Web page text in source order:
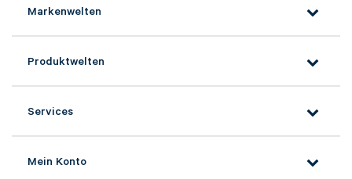
* Die mit einem * gekennzeichneten
Angaben sind Pflichtfelder.
Markenwelten
Produktwelten
Services
Mein Konto